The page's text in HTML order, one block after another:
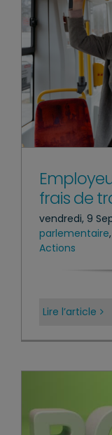
frais de
vendredi, 9
parlementaire,
Actions
Lire l’article